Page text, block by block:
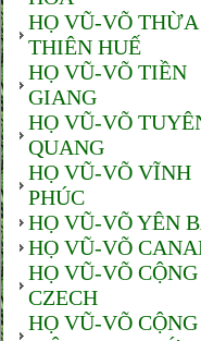
HỌ VŨ-VÕ THỪA
THIÊN HUẾ
HỌ VŨ-VÕ TIỀN
GIANG
HỌ VŨ-VÕ
QUANG
HỌ VŨ-VÕ VĨNH
PHÚC
HỌ VŨ-VÕ YÊN
HỌ VŨ-VÕ
HỌ VŨ-VÕ
CZECH
HỌ VŨ-VÕ